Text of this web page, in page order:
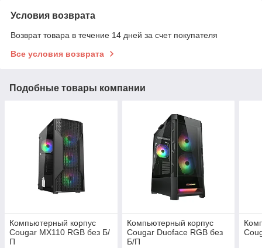
Условия возврата
Возврат товара в течение 14 дней за счет покупателя
Все условия возврата
Подобные товары компании
Компьютерный корпус
Cougar MX110 RGB без Б/
П
Компьютерный корпус
Cougar Duoface RGB без
Б/П